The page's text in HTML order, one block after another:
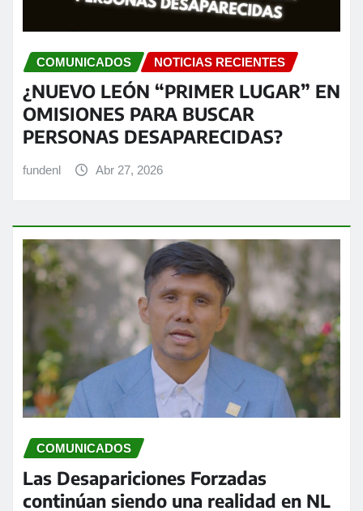
COMUNICADOS NOTICIAS RECIENTES
¿NUEVO LEÓN “PRIMER LUGAR” EN
OMISIONES PARA BUSCAR
PERSONAS DESAPARECIDAS?
fundenl Abr 27, 2026
COMUNICADOS
Las Desapariciones Forzadas
continúan siendo una realidad en NL